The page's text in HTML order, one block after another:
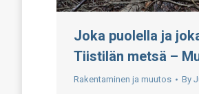
Joka puolella ja
Tiistilän metsä –
Rakentaminen ja muutos By